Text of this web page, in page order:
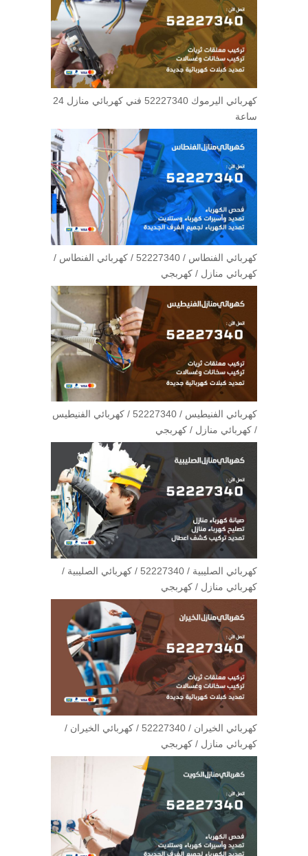
كهربائي اليرموك 52227340 فني كهربائي منازل 24
ساعة
كهربائي الفنطاس / 52227340 / كهربائي الفنطاس /
كهربائي منازل / كهربجي
كهربائي الفنيطيس / 52227340 / كهربائي الفنيطيس
/ كهربائي منازل / كهربجي
كهربائي الصليبية / 52227340 / كهربائي الصليبية /
كهربائي منازل / كهربجي
كهربائي الخيران / 52227340 / كهربائي الخيران /
كهربائي منازل / كهربجي